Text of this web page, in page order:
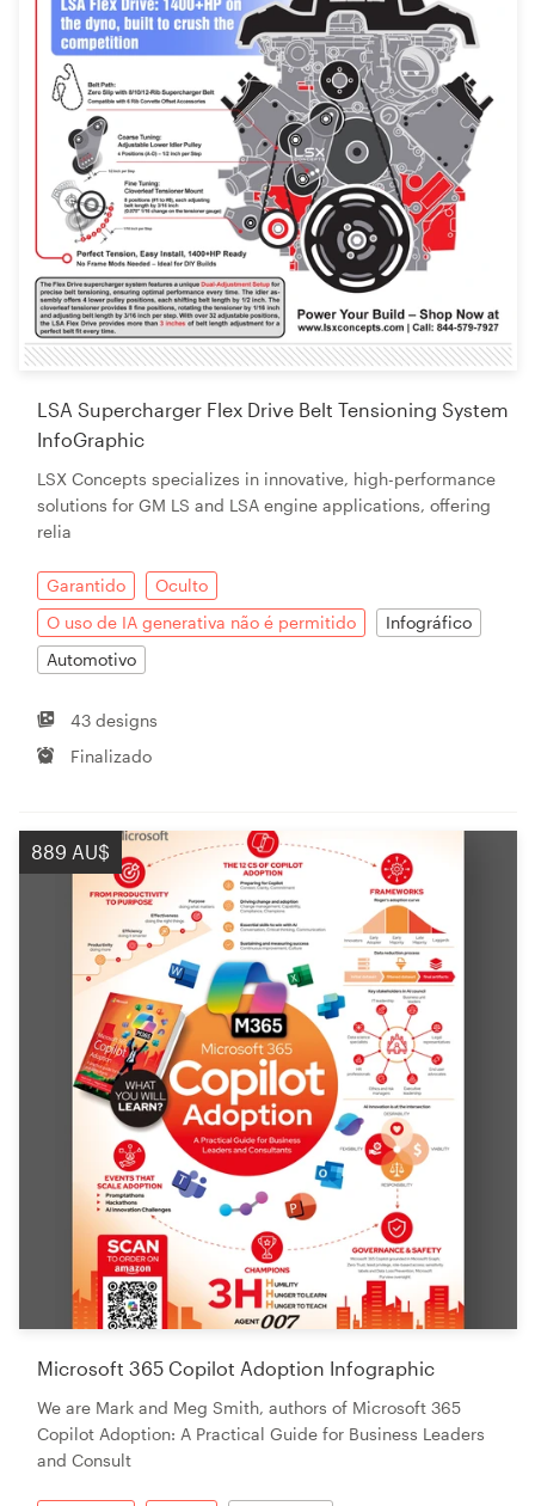
LSA Supercharger Flex Drive Belt Tensioning System
InfoGraphic
LSX Concepts specializes in innovative, high-performance
solutions for GM LS and LSA engine applications, offering
relia
Garantido
Oculto
O uso de IA generativa não é permitido
Infográfico
Automotivo
43 designs
Finalizado
889 AU$
Microsoft 365 Copilot Adoption Infographic
We are Mark and Meg Smith, authors of Microsoft 365
Copilot Adoption: A Practical Guide for Business Leaders
and Consult